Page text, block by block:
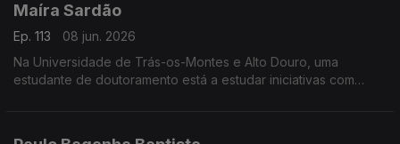
Maíra Sardão
Ep. 113
08 jun. 2026
Na Universidade de Trás-os-Montes e Alto Douro, uma
estudante de doutoramento está a estudar iniciativas com